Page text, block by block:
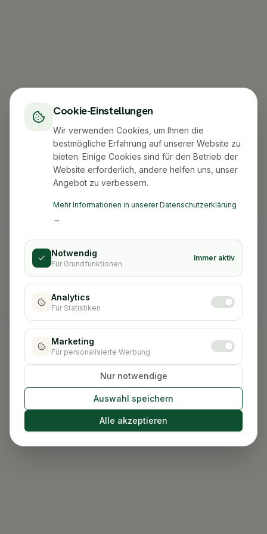
Link ungültig
kontaktieren Sie uns unter 0179 1449922.
Cookie-Einstellungen
Wir verwenden Cookies, um Ihnen die
bestmögliche Erfahrung auf unserer Website zu
bieten. Einige Cookies sind für den Betrieb der
Website erforderlich, andere helfen uns, unser
Angebot zu verbessern.
Mehr Informationen in unserer Datenschutzerklärung
→
Notwendig
Für Grundfunktionen
Immer aktiv
Analytics
Für Statistiken
Marketing
Für personalisierte Werbung
Nur notwendige
Auswahl speichern
Alle akzeptieren